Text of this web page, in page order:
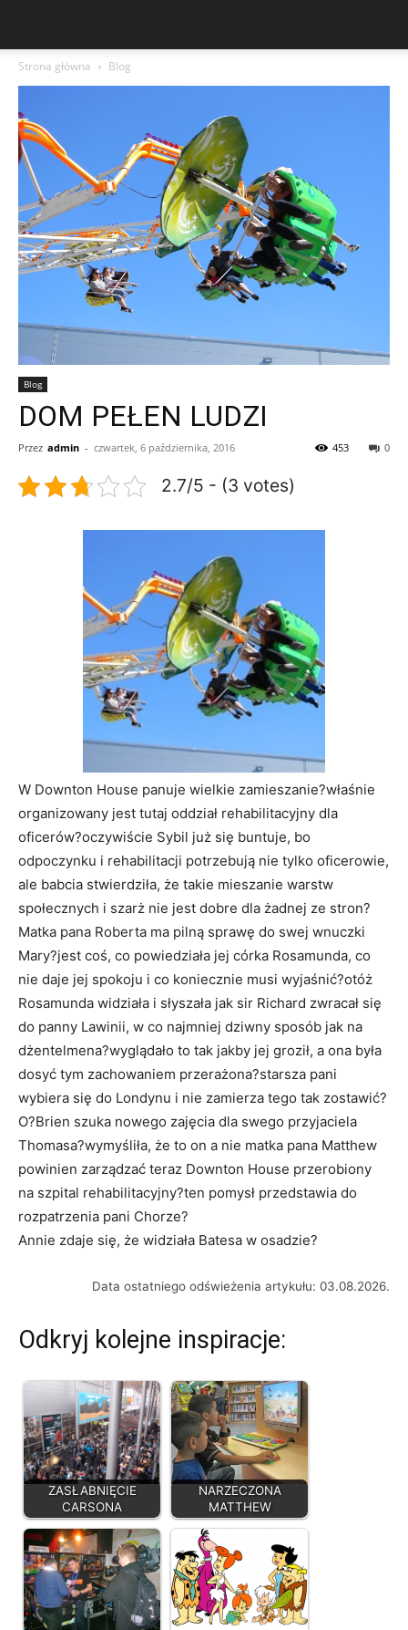
Strona główna Blog
Blog
DOM PEŁEN LUDZI
Przez admin - czwartek, 6 października, 2016 0
453
2.7/5 - (3 votes)
W Downton House panuje wielkie zamieszanie?właśnie
organizowany jest tutaj oddział rehabilitacyjny dla
oficerów?oczywiście Sybil już się buntuje, bo
odpoczynku i rehabilitacji potrzebują nie tylko oficerowie,
ale babcia stwierdziła, że takie mieszanie warstw
społecznych i szarż nie jest dobre dla żadnej ze stron?
Matka pana Roberta ma pilną sprawę do swej wnuczki
Mary?jest coś, co powiedziała jej córka Rosamunda, co
nie daje jej spokoju i co koniecznie musi wyjaśnić?otóż
Rosamunda widziała i słyszała jak sir Richard zwracał się
do panny Lawinii, w co najmniej dziwny sposób jak na
dżentelmena?wyglądało to tak jakby jej groził, a ona była
dosyć tym zachowaniem przerażona?starsza pani
wybiera się do Londynu i nie zamierza tego tak zostawić?
O?Brien szuka nowego zajęcia dla swego przyjaciela
Thomasa?wymyśliła, że to on a nie matka pana Matthew
powinien zarządzać teraz Downton House przerobiony
na szpital rehabilitacyjny?ten pomysł przedstawia do
rozpatrzenia pani Chorze?
Annie zdaje się, że widziała Batesa w osadzie?
Data ostatniego odświeżenia artykułu: 03.08.2026.
Odkryj kolejne inspiracje:
ZASŁABNIĘCIE
CARSONA
NARZECZONA
MATTHEW